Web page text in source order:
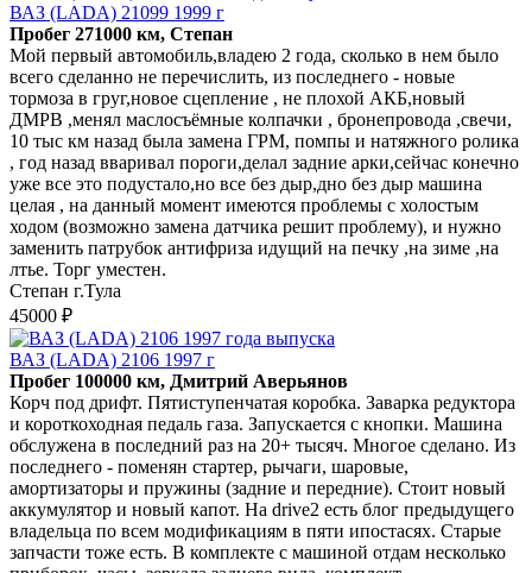
ВАЗ (LADA) 21099 1999 г
Пробег 271000 км, Степан
Мой первый автомобиль,владею 2 года, сколько в нем было
всего сделанно не перечислить, из последнего - новые
тормоза в груг,новое сцепление , не плохой АКБ,новый
ДМРВ ,менял маслосъёмные колпачки , бронепровода ,свечи,
10 тыс км назад была замена ГРМ, помпы и натяжного ролика
, год назад вваривал пороги,делал задние арки,сейчас конечно
уже все это подустало,но все без дыр,дно без дыр машина
целая , на данный момент имеются проблемы с холостым
ходом (возможно замена датчика решит проблему), и нужно
заменить патрубок антифриза идущий на печку ,на зиме ,на
лтье. Торг уместен.
Степан г.Тула
45000 ₽
ВАЗ (LADA) 2106 1997 г
Пробег 100000 км, Дмитрий Аверьянов
Корч под дрифт. Пятиступенчатая коробка. Заварка редуктора
и короткоходная педаль газа. Запускается с кнопки. Машина
обслужена в последний раз на 20+ тысяч. Многое сделано. Из
последнего - поменян стартер, рычаги, шаровые,
амортизаторы и пружины (задние и передние). Стоит новый
аккумулятор и новый капот. На drive2 есть блог предыдущего
владельца по всем модификациям в пяти ипостасях. Старые
запчасти тоже есть. В комплекте с машиной отдам несколько